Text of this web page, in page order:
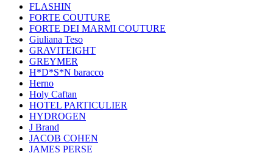
FLASHIN
FORTE COUTURE
FORTE DEI MARMI COUTURE
Giuliana Teso
GRAVITEIGHT
GREYMER
H*D*S*N baracco
Herno
Holy Caftan
HOTEL PARTICULIER
HYDROGEN
J Brand
JACOB COHEN
JAMES PERSE